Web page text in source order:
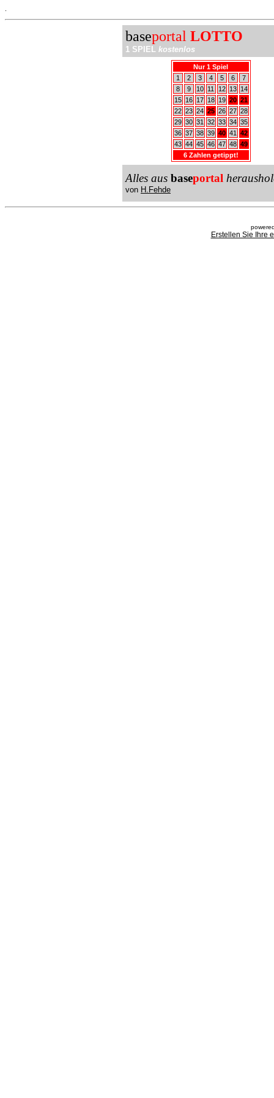
baseportal LOTTO
1 SPIEL kostenlos
Nur 1 Spiel
1
2 3 4 5 6
7
8
9 10 11 12 13
14
15
16 17 18 19 20 21
22 23 24 25 26 27 28
29 30 31 32 33 34 35
36 37 38 39 40 41
42
43 44 45 46 47 48 49
6 Zahlen getippt!
Alles aus baseportal
von H.Fehde
Erstellen Sie Ihre